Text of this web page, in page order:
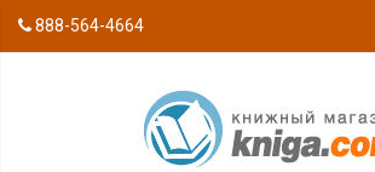
888-564-4664